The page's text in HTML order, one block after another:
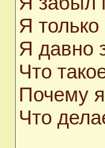
Я только
Я давно
Что
Почему
Что